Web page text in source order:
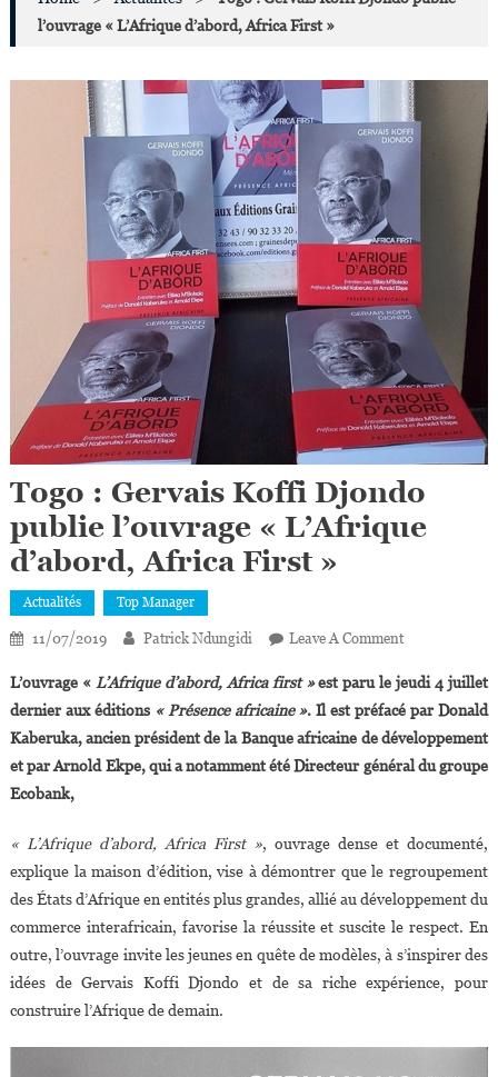
l’ouvrage « L’Afrique d’abord, Africa First »
Togo : Gervais Koffi Djondo
publie l’ouvrage « L’Afrique
d’abord, Africa First »
Actualités Top Manager
11/07/2019 Patrick Ndungidi Leave A CommentOn
Gervais
Koffi
Djondo
Publie
D’abord,
Africa
First »
L’ouvrage «L’Afrique d’abord, Africa first »est paru le jeudi 4 juillet
dernier aux éditions « Présence africaine ». Il est préfacé par Donald
Kaberuka, ancien président de la Banque africaine de développement
et par Arnold Ekpe, qui a notamment été Directeur général du groupe
Ecobank,
« L’Afrique d’abord, Africa First », ouvrage dense et documenté,
explique la maison d’édition, vise à démontrer que le regroupement
des États d’Afrique en entités plus grandes, allié au développement du
commerce interafricain, favorise la réussite et suscite le respect. En
outre, l’ouvrage invite les jeunes en quête de modèles, à s’inspirer des
idées de Gervais Koffi Djondo et de sa riche expérience, pour
construire l’Afrique de demain.